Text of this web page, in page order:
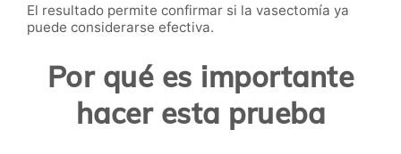
El resultado permite confirmar si la vasectomía ya
puede considerarse efectiva.
Por qué es importante
hacer esta prueba